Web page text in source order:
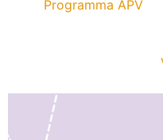
Programma APV